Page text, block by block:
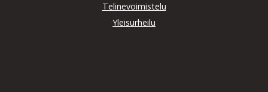
Telinevoimistelu
Yleisurheilu